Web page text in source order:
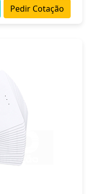
Pedir Cotação